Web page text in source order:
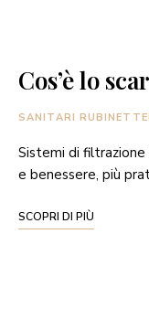
Cos’è lo
SANITARI
Sistemi di
e benessere, più
SCOPRI DI PIÙ